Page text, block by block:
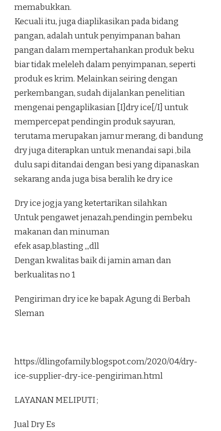
memabukkan.
Kecuali itu, juga diaplikasikan pada bidang
pangan, adalah untuk penyimpanan bahan
pangan dalam mempertahankan produk beku
biar tidak meleleh dalam penyimpanan, seperti
produk es krim. Melainkan seiring dengan
perkembangan, sudah dijalankan penelitian
mengenai pengaplikasian [I]dry ice[/I] untuk
mempercepat pendingin produk sayuran,
terutama merupakan jamur merang, di bandung
dry juga diterapkan untuk menandai sapi ,bila
dulu sapi ditandai dengan besi yang dipanaskan
sekarang anda juga bisa beralih ke dry ice
Dry ice jogja yang ketertarikan silahkan
Untuk pengawet jenazah,pendingin pembeku
makanan dan minuman
efek asap,blasting ,,,dll
Dengan kwalitas baik di jamin aman dan
berkualitas no 1
Pengiriman dry ice ke bapak Agung di Berbah
Sleman
https://dlingofamily.blogspot.com/2020/04/dry-
ice-supplier-dry-ice-pengiriman.html
LAYANAN MELIPUTI ;
Jual Dry Es